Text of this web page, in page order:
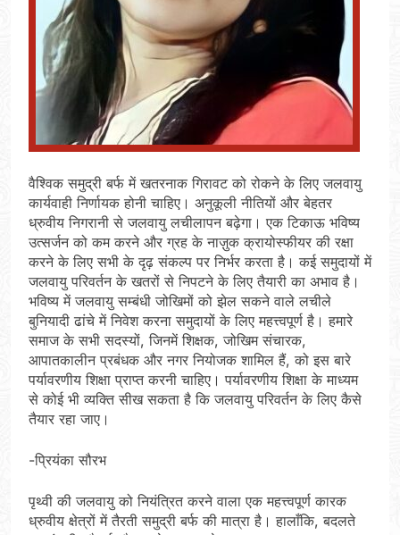
वैश्विक समुद्री बर्फ में खतरनाक गिरावट को रोकने के लिए जलवायु
कार्यवाही निर्णायक होनी चाहिए। अनुकूली नीतियों और बेहतर
ध्रुवीय निगरानी से जलवायु लचीलापन बढ़ेगा। एक टिकाऊ भविष्य
उत्सर्जन को कम करने और ग्रह के नाज़ुक क्रायोस्फीयर की रक्षा
करने के लिए सभी के दृढ़ संकल्प पर निर्भर करता है। कई समुदायों में
जलवायु परिवर्तन के खतरों से निपटने के लिए तैयारी का अभाव है।
भविष्य में जलवायु सम्बंधी जोखिमों को झेल सकने वाले लचीले
बुनियादी ढांचे में निवेश करना समुदायों के लिए महत्त्वपूर्ण है। हमारे
समाज के सभी सदस्यों, जिनमें शिक्षक, जोखिम संचारक,
आपातकालीन प्रबंधक और नगर नियोजक शामिल हैं, को इस बारे
पर्यावरणीय शिक्षा प्राप्त करनी चाहिए। पर्यावरणीय शिक्षा के माध्यम
से कोई भी व्यक्ति सीख सकता है कि जलवायु परिवर्तन के लिए कैसे
तैयार रहा जाए।
-प्रियंका सौरभ
पृथ्वी की जलवायु को नियंत्रित करने वाला एक महत्त्वपूर्ण कारक
ध्रुवीय क्षेत्रों में तैरती समुद्री बर्फ की मात्रा है। हालाँकि, बदलते